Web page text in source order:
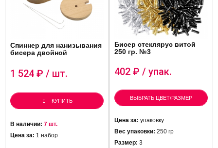
Спиннер для нанизывания
бисера двойной
1 524 ₽ / шт.
КУПИТЬ
В наличии: 7 шт.
Цена за: 1 набор
Бисер стеклярус витой
250 гр. №3
402 ₽ / упак.
ВЫБРАТЬ ЦВЕТ/РАЗМЕР
Цена за: упаковку
Вес упаковки: 250 гр
Размер: 3